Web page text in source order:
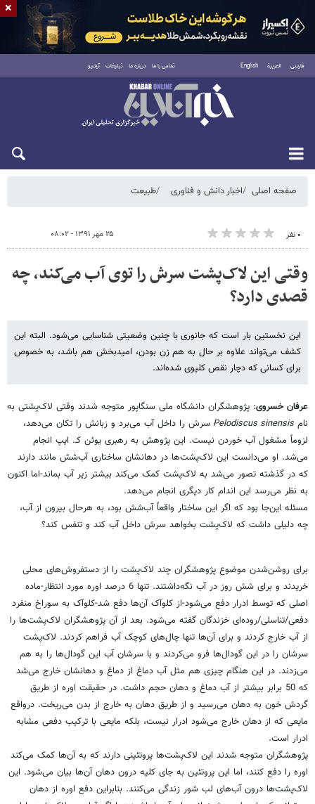
فارسی العربية English تماس با ما درباره ما تبلیغات آرشیو
جمعه ۱۶ مرداد ۱۴۰۵
صفحه اصلی اخبار دانش و فناوری طبیعت
۰ نفر ۲۵ مهر ۱۳۹۱ - ۰۸:۰۲
وقتی این لاک‌پشت سرش را توی آب می‌کند، چه
قصدی دارد؟
این نخستین بار است که جانوری با چنین وضعیتی شناسایی می‌شود. البته این
کشف می‌تواند علاوه بر حال به هم زن بودن، امیدبخش هم باشد، به خصوص
برای کسانی که دچار نقص کلیوی شده‌اند.
عرفان خسروی: پژوهشگران دانشگاه ملی سنگاپور متوجه شدند وقتی لاک‌پشتی به
نام Pelodiscus sinensis سرش را داخل آب می‌برد و زبانش را تکان می‌دهد،
لزوماً مشغول آب خوردن نیست. این پژوهش به رهبری یوئن کـ. ایپ انجام
می‌شد. او می‌دانست این لاک‌پشت‌ها در دهانشان ساختاری آب‌شش مانند دارند
که در گذشته تصور می‌شد به لاک‌پشت کمک می‌کند بیشتر زیر آب بماند-اما اکنون
به نظر می‌رسد این اندام کار دیگری انجام می‌دهد.
مسئله این‌جا بود که اگر این ساختار واقعاً آب‌شش بود، به هرحال بیرون از آب،
چه دلیلی داشت که لاک‌پشت بخواهد سرش داخل آب کند و تنفس کند؟
برای روشن‌شدن موضوع پژوهشگران چند لاک‌پشت را از دستفروش‌های محلی
خریدند و برای شش روز در آب نگه‌داشتند. تنها 6 درصد اوره مورد انتظار-ماده
اصلی که توسط ادرار دفع می‌شود-از کلوآک آن‌ها دفع شد-کلوآک به سوراخ منفرد
دفعی/تناسلی/روده‌ای خزندگان گفته می‌شود. بعد از آن پژوهشگران لاک‌پشت‌ها را
از آب خارج کردند و برای آن‌ها تنها چال‌های کوچک آب فراهم کردند. لاک‌پشت
سرشان را در این گودال‌ها فرو می‌کردند و با سرشان آب این گودال‌ها را به هم
می‌زدند. در این هنگام چیزی هم مثل آب دماغ از دماغ و دهانشان خارج می‌شد
که 50 برابر بیشتر از آب دماغ و دهان حجم داشت. در حقیقت اوره از طریق
گردش خون به دهان می‌رسید و از طریق دهان به خارج از بدن می‌ریخت. درواقع
مایعی که از دهان خارج می‌شود ادرار نیست، بلکه مایعی با ترکیب دفعی مشابه
ادرار است.
پژوهشگران متوجه شدند این لاک‌پشت‌ها پروتئینی دارند که به آن‌ها کمک می‌کند
اوره را دفع کنند، اما این پروتئین به جای کلیه درون دهان آن‌ها بیان می‌شود. این
لاک‌پشت‌ها درون آب‌های لب شور زندگی می‌کنند. بنابراین دفع اوره از دهان
×